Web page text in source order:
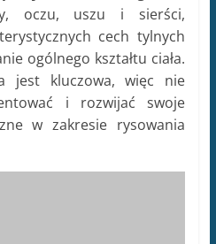
w zakresie rysowania